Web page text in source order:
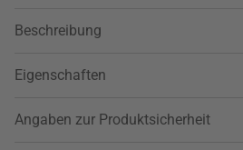
Beschreibung
Eigenschaften
Angaben zur Produktsicherheit